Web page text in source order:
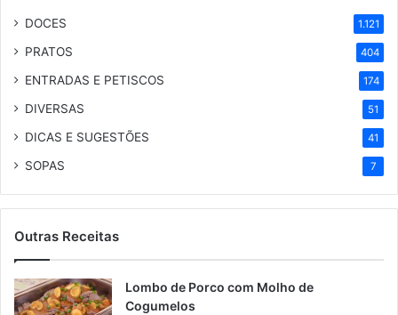
DOCES 1.121
PRATOS 404
ENTRADAS E PETISCOS 174
DIVERSAS 51
DICAS E SUGESTÕES 41
SOPAS 7
Outras Receitas
Lombo de Porco com Molho de
Cogumelos